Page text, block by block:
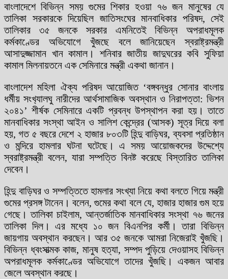
বাংলাদেশে বিভিন্ন সময় গুমের শিকার হওয়া ৭৬ জন মানুষের যে
তালিকা সরকারকে দিয়েছিল জাতিসংঘের মানবাধিকার পরিষদ, সেই
তালিকার ৩৫ জনকে সরকার এমনিতেই বিভিন্ন অপরাধমূলক
কর্মকাণ্ডের অভিযোগে খুঁজছে বলে জানিয়েছেন স্বরাষ্ট্রমন্ত্রী
আসাদুজ্জামান খান কামাল। শনিবার জাতীয় জাদুঘরের কবি সুফিয়া
কামাল মিলনায়তনে এক সেমিনারে মন্ত্রী একথা জানান।
বাংলাদেশ মহিলা ঐক্য পরিষদ আয়োজিত ‘বঙ্গবন্ধুর সোনার বাংলায়
ধর্মীয় সংখ‍্যালঘু নারীদের আর্থসামাজিক অবস্থান ও নিরাপত্তা: ভিশন
২০৪১’ শীর্ষক সেমিনারে একটি প্রবন্ধ উপস্থাপন করা হয়। তাতে
মানবাধিকার সংস্থা আইন ও সালিশ কেন্দ্রের (আসক) সূত্র দিয়ে বলা
হয়, গত ৫ বছরে দেশে ২ হাজার ৮০৩টি হিন্দু বাড়িঘর, ব্যবসা প্রতিষ্ঠান
ও মন্দিরে হামলার ঘটনা ঘটেছে। এ সময় আয়োজকদের উদ্দেশ্যে
স্বরাষ্ট্রমন্ত্রী বলেন, যারা সম্পত্তি বিনষ্ট করেছে বিস্তারিত তালিকা
দেবেন।
হিন্দু বাড়িঘর ও সম্পত্তিতে হামলার সংখ্যা নিয়ে কথা বলতে গিয়ে মন্ত্রী
গুমের প্রসঙ্গ টানেন। বলেন, গুমের কথা বলে যে, হাজার হাজার গুম হয়ে
গেছে। তালিকা চাইলাম, আন্তর্জাতিক মানবাধিকার সংস্থা ৭৬ জনের
তালিকা দিল। এর মধ্যে ১০ জন বিএনপির কর্মী। তারা বিভিন্ন
জায়গায় অবস্থান করছেন। আর ৩৫ জনকে আমরা নিজেরাই খুঁজছি।
বিভিন্ন ধ্বংসাত্মক কাজ, মানুষ হত্যা, সম্পদ পুড়িয়ে দেওয়াসহ বিভিন্ন
অপরাধমূলক কর্মকাণ্ডের অভিযোগে তাদের খুঁজছি। একজন আবার
জেলে অবস্থান করছে।